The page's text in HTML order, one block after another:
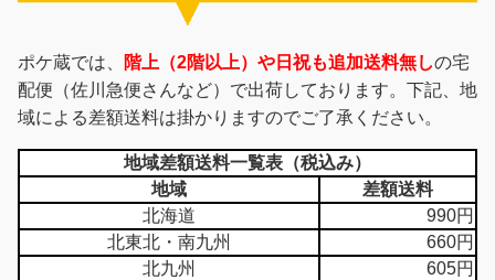
ポケ蔵では、 階上（2階以上）や日祝も追加送料無しの宅
配便（佐川急便さんなど）で出荷しております。下記、地
域による差額送料は掛かりますのでご了承ください。
地域差額送料一覧表（税込み）
地域
差額送料
北海道
990円
北東北・南九州
660円
北九州
605円